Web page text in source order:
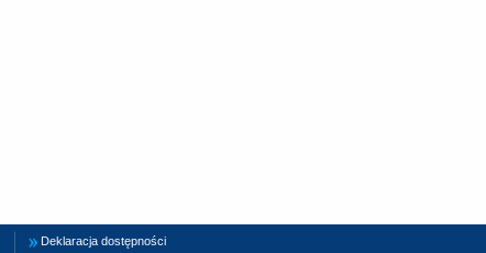
Deklaracja dostępności